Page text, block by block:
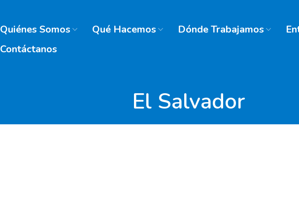
Quiénes Somos Qué Hacemos Dónde Trabajamos
Contáctanos
El Salvador